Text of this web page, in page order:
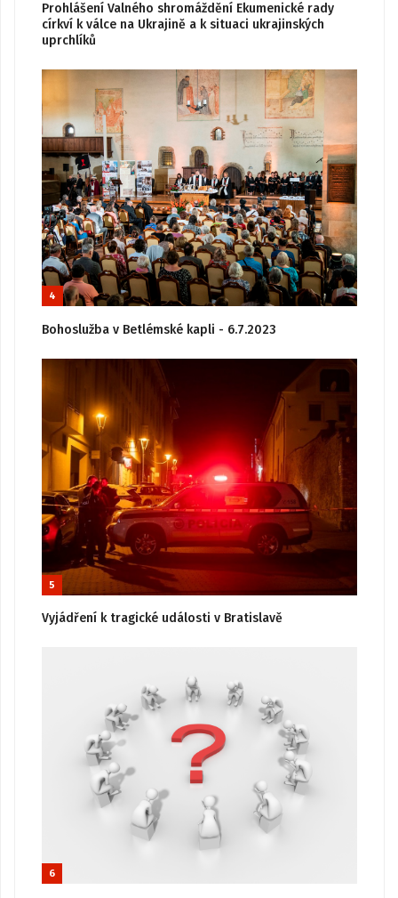
Prohlášení Valného shromáždění Ekumenické rady
církví k válce na Ukrajině a k situaci ukrajinských
uprchlíků
4
Bohoslužba v Betlémské kapli - 6.7.2023
5
Vyjádření k tragické události v Bratislavě
6